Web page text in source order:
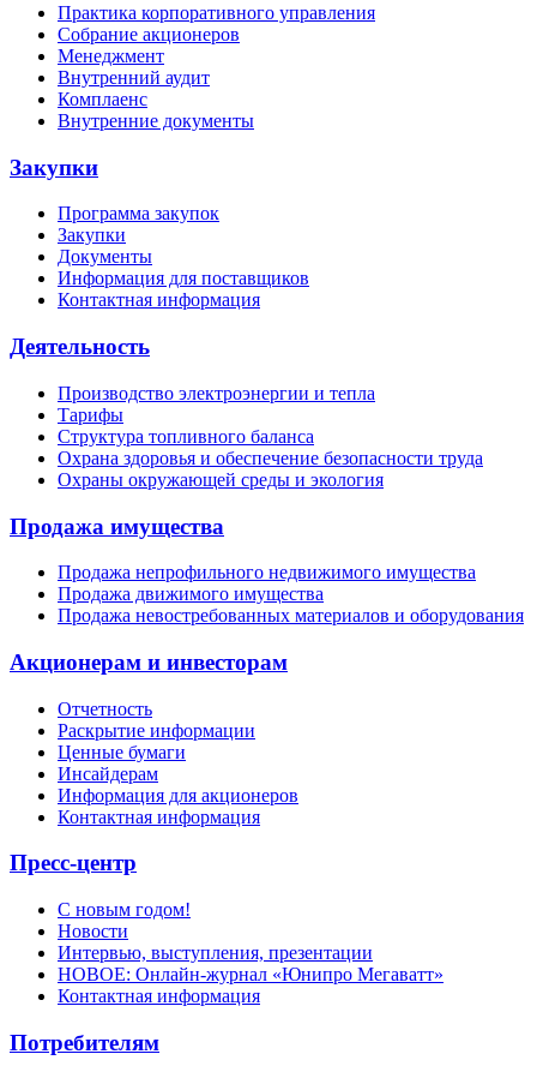
Практика корпоративного управления
Собрание акционеров
Менеджмент
Внутренний аудит
Комплаенс
Внутренние документы
Закупки
Программа закупок
Закупки
Документы
Информация для поставщиков
Контактная информация
Деятельность
Производство электроэнергии и тепла
Тарифы
Структура топливного баланса
Охрана здоровья и обеспечение безопасности труда
Охраны окружающей среды и экология
Продажа имущества
Продажа непрофильного недвижимого имущества
Продажа движимого имущества
Продажа невостребованных материалов и оборудования
Акционерам и инвесторам
Отчетность
Раскрытие информации
Ценные бумаги
Инсайдерам
Информация для акционеров
Контактная информация
Пресс-центр
С новым годом!
Новости
Интервью, выступления, презентации
НОВОЕ: Онлайн-журнал «Юнипро Мегаватт»
Контактная информация
Потребителям